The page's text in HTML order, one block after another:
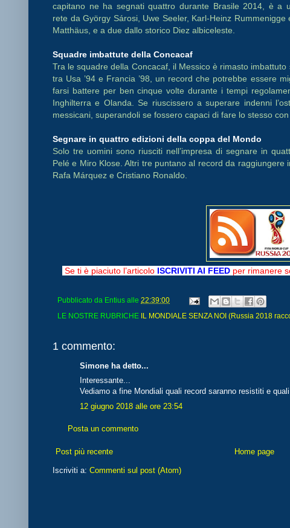
capitano ne ha segnati quattro durante Brasile 2014, è a
rete da György Sárosi, Uwe Seeler, Karl-Heinz Rummenigge
Matthäus, e a due dallo storico Diez albiceleste.
Squadre imbattute della Concacaf
Tra le squadre della Concacaf, il Messico è rimasto imbattuto
tra Usa ’94 e Francia ’98, un record che potrebbe essere
farsi battere per ben cinque volte durante i tempi
Inghilterra e Olanda. Se riuscissero a superare indenni
messicani, superandoli se fossero capaci di fare lo stesso con
Segnare in quattro edizioni della coppa del Mondo
Solo tre uomini sono riusciti nell’impresa di segnare in
Pelé e Miro Klose. Altri tre puntano al record da raggiungere
Rafa Márquez e Cristiano Ronaldo.
Se ti è piaciuto l’articolo ISCRIVITI AI FEED per rimanere
Pubblicato da Entius alle 22:39:00
LE NOSTRE RUBRICHE IL MONDIALE SENZA NOI (Russia 2018
1 commento:
Simone ha detto...
Interessante...
Vediamo a fine Mondiali quali record saranno resistiti e
12 giugno 2018 alle ore 23:54
Posta un commento
Post più recente Home page
Iscriviti a: Commenti sul post (Atom)